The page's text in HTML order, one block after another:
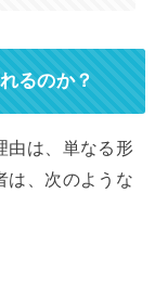
るのか？
由は、単なる形
は、次のような